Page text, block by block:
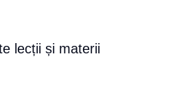
lecții și materii